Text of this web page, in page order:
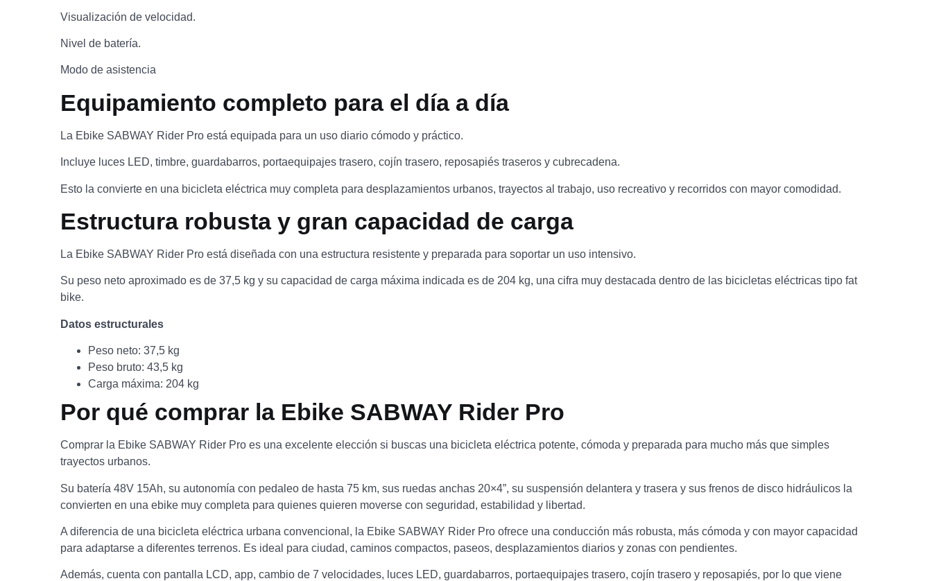
Visualización de velocidad.
Nivel de batería.
Modo de asistencia
Equipamiento completo para el día a día
La Ebike SABWAY Rider Pro está equipada para un uso diario cómodo y práctico.
Incluye luces LED, timbre, guardabarros, portaequipajes trasero, cojín trasero, reposapiés traseros y cubrecadena.
Esto la convierte en una bicicleta eléctrica muy completa para desplazamientos urbanos, trayectos al trabajo, uso recreativo y recorridos con mayor comodidad.
Estructura robusta y gran capacidad de carga
La Ebike SABWAY Rider Pro está diseñada con una estructura resistente y preparada para soportar un uso intensivo.
Su peso neto aproximado es de 37,5 kg y su capacidad de carga máxima indicada es de 204 kg, una cifra muy destacada dentro de las bicicletas eléctricas tipo fat
bike.
Datos estructurales
Peso neto: 37,5 kg
Peso bruto: 43,5 kg
Carga máxima: 204 kg
Por qué comprar la Ebike SABWAY Rider Pro
Comprar la Ebike SABWAY Rider Pro es una excelente elección si buscas una bicicleta eléctrica potente, cómoda y preparada para mucho más que simples
trayectos urbanos.
Su batería 48V 15Ah, su autonomía con pedaleo de hasta 75 km, sus ruedas anchas 20×4”, su suspensión delantera y trasera y sus frenos de disco hidráulicos la
convierten en una ebike muy completa para quienes quieren moverse con seguridad, estabilidad y libertad.
A diferencia de una bicicleta eléctrica urbana convencional, la Ebike SABWAY Rider Pro ofrece una conducción más robusta, más cómoda y con mayor capacidad
para adaptarse a diferentes terrenos. Es ideal para ciudad, caminos compactos, paseos, desplazamientos diarios y zonas con pendientes.
Además, cuenta con pantalla LCD, app, cambio de 7 velocidades, luces LED, guardabarros, portaequipajes trasero, cojín trasero y reposapiés, por lo que viene